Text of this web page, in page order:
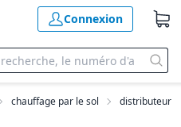
Connexion
chauffage par le sol distributeur